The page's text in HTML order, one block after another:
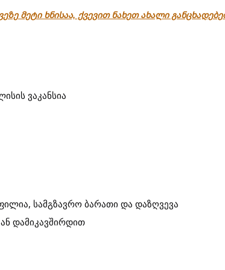
მეტი ხნისაა, ქვევით ნახეთ ახალი
ვაკანსია
სამგზავრო ბარათი და დაზღვევა
დამიკავშირდით